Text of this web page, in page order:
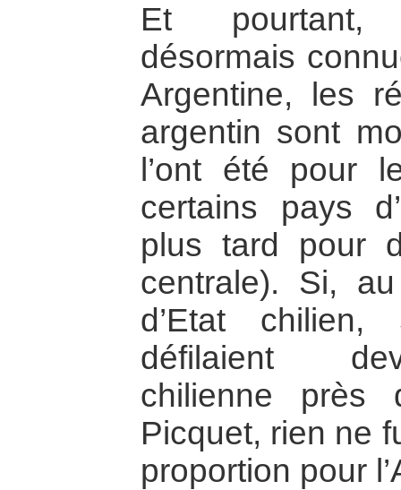
Et pourtant,
désormais
Argentine, les
argentin sont
l’ont été pour
certains pays
plus tard pour
centrale). Si,
d’Etat
défilaient
chilienne près
Picquet, rien ne
proportion pour